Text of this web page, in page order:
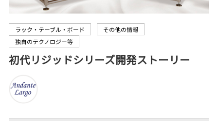
ラック・テーブル・ボード
その他の情報
独自のテクノロジー等
初代リジッドシリーズ開発ストーリー